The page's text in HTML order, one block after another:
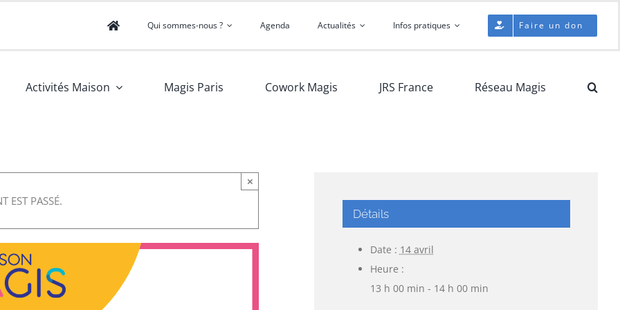
Qui sommes-nous ? Agenda Actualités Infos pratiques Faire un don
Activités Maison Magis Paris Cowork Magis JRS France Réseau Magis
EST PASSÉ.
×
Détails
Date : 14 avril
Heure :
13 h 00 min - 14 h 00 min